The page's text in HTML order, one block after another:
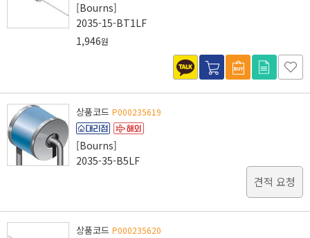
[Bourns]
2035-15-BT1LF
1,946원
상품코드 P000235619
[Bourns]
2035-35-B5LF
견적 요청
상품코드 P000235620